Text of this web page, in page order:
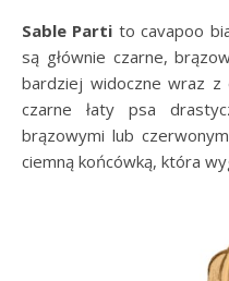
Sable Parti to cavapoo
są głównie czarne,
bardziej widoczne wraz z
czarne łaty psa
brązowymi lub
ciemną końcówką, która